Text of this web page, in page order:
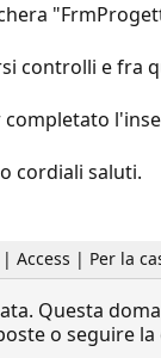
controlli e fra
cordiali saluti.
Access | Per la
Questa
o seguire la